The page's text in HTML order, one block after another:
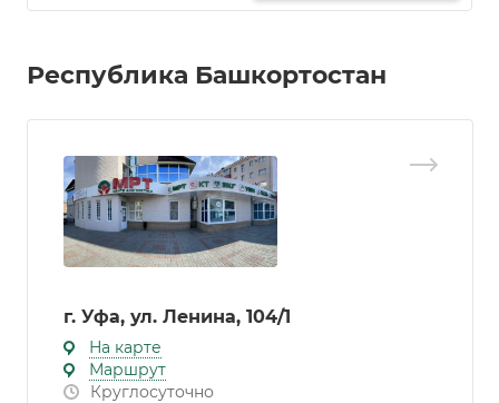
Республика Башкортостан
г. Уфа, ул. Ленина, 104/1
На карте
Маршрут
Круглосуточно